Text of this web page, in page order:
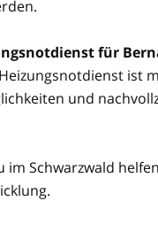
für
ist
und
im Schwarzwald